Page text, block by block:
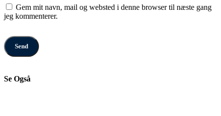
Gem mit navn, mail og websted i denne browser til næste gang
jeg kommenterer.
Se Også